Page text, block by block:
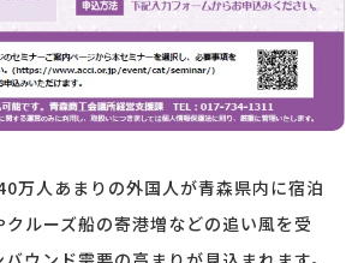
万人あまりの外国人が青森県内に宿泊
クルーズ船の寄港増などの追い風を受